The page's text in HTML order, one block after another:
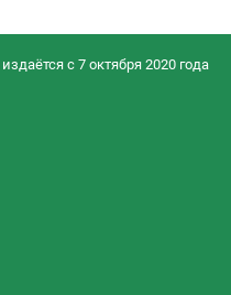
с 7 октября 2020 года